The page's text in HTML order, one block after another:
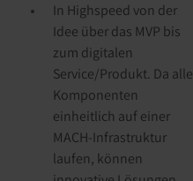
In Highspeed von der
Idee über das MVP bis
zum digitalen
Service/Produkt. Da alle
Komponenten
einheitlich auf einer
MACH-Infrastruktur
laufen, können